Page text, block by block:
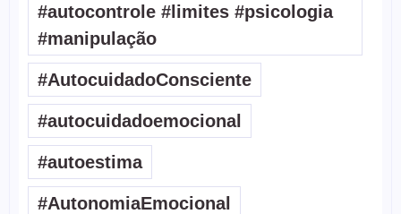
#autocontrole #limites #psicologia
#manipulação
#AutocuidadoConsciente
#autocuidadoemocional
#autoestima
#AutonomiaEmocional